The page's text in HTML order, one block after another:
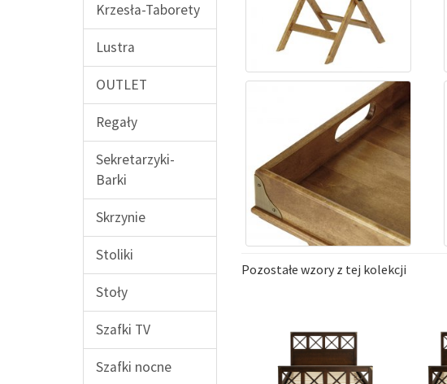
Krzesła-Taborety
Lustra
OUTLET
Regały
Sekretarzyki-
Barki
Skrzynie
Stoliki
Stoły
Szafki TV
Szafki nocne
Pozostałe wzory z tej kolekcji